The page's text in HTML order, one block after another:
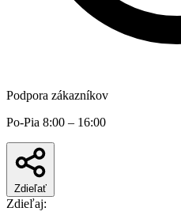
Podpora zákazníkov
Po-Pia 8:00 – 16:00
Zdieľať
Zdieľaj: